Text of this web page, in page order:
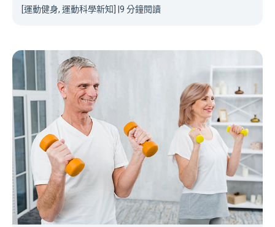
[運動健身, 運動科學新知] 9 分鐘閱讀